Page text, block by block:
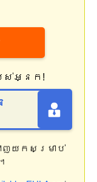
ស់អ្នក!
ញយកសម្រាប់
។